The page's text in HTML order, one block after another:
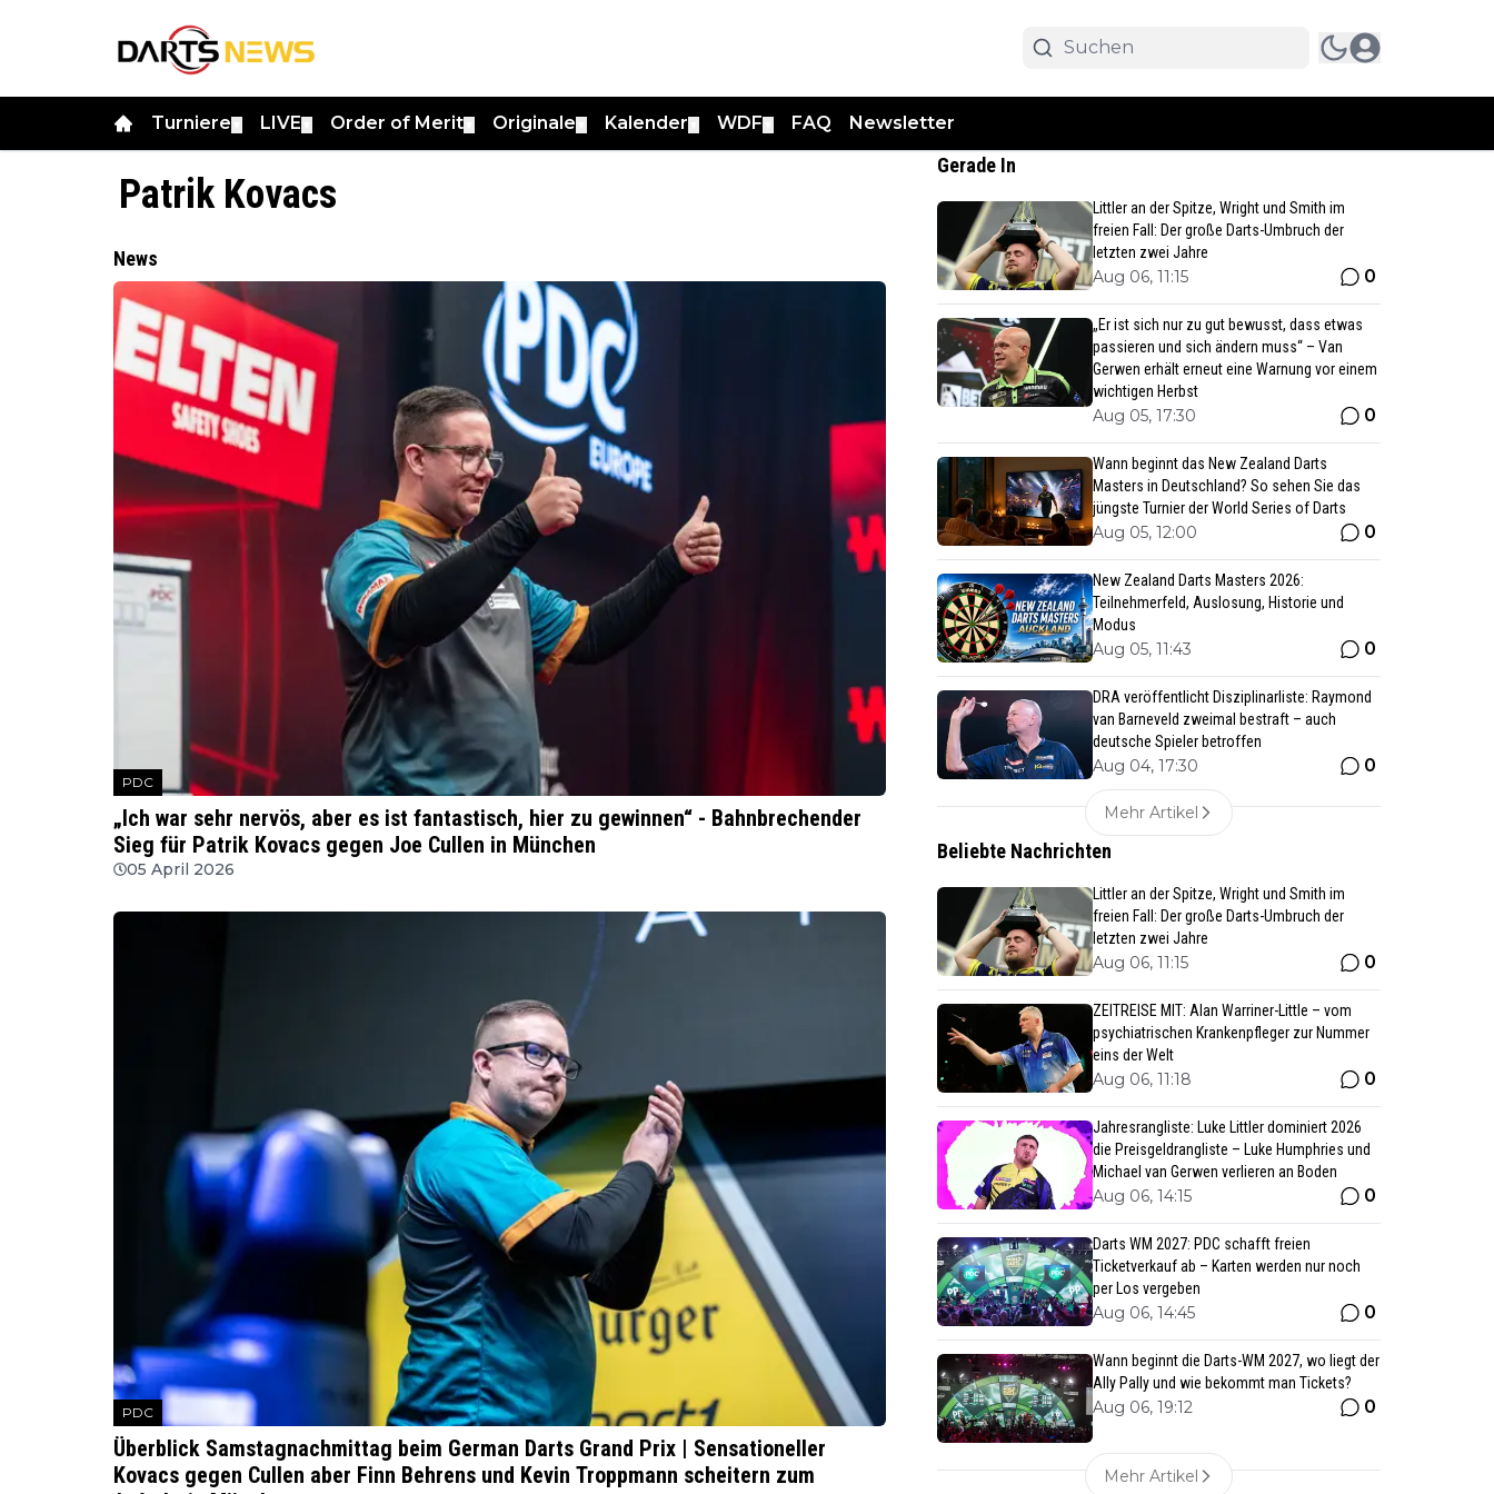
Turniere LIVE Order of Merit Originale Kalender WDF FAQ Newsletter
Patrik Kovacs
News
PDC
„Ich war sehr nervös, aber es ist fantastisch, hier zu gewinnen“ - Bahnbrechender
Sieg für Patrik Kovacs gegen Joe Cullen in München
05 April 2026
PDC
Überblick Samstagnachmittag beim German Darts Grand Prix | Sensationeller
Kovacs gegen Cullen aber Finn Behrens und Kevin Troppmann scheitern zum
Gerade In
Littler an der Spitze, Wright und Smith im
freien Fall: Der große Darts-Umbruch der
letzten zwei Jahre
Aug 06, 11:15 0
„Er ist sich nur zu gut bewusst, dass etwas
passieren und sich ändern muss“ – Van
Gerwen erhält erneut eine Warnung vor einem
wichtigen Herbst
Aug 05, 17:30 0
Wann beginnt das New Zealand Darts
Masters in Deutschland? So sehen Sie das
jüngste Turnier der World Series of Darts
Aug 05, 12:00 0
New Zealand Darts Masters 2026:
Teilnehmerfeld, Auslosung, Historie und
Modus
Aug 05, 11:43 0
DRA veröffentlicht Disziplinarliste: Raymond
van Barneveld zweimal bestraft – auch
deutsche Spieler betroffen
Aug 04, 17:30 0
Mehr Artikel
Beliebte Nachrichten
Littler an der Spitze, Wright und Smith im
freien Fall: Der große Darts-Umbruch der
letzten zwei Jahre
Aug 06, 11:15 0
ZEITREISE MIT: Alan Warriner-Little – vom
psychiatrischen Krankenpfleger zur Nummer
eins der Welt
Aug 06, 11:18 0
Jahresrangliste: Luke Littler dominiert 2026
die Preisgeldrangliste – Luke Humphries und
Michael van Gerwen verlieren an Boden
Aug 06, 14:15 0
Darts WM 2027: PDC schafft freien
Ticketverkauf ab – Karten werden nur noch
per Los vergeben
Aug 06, 14:45 0
Wann beginnt die Darts-WM 2027, wo liegt der
Ally Pally und wie bekommt man Tickets?
Aug 06, 19:12 0
Mehr Artikel